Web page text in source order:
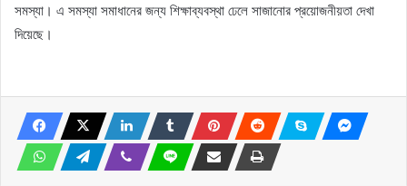
সমস্যা। এ সমস্যা সমাধানের জন্য শিক্ষাব্যবস্থা ঢেলে সাজানোর প্রয়োজনীয়তা দেখা
দিয়েছে।